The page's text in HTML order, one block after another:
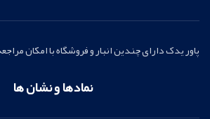
پاور یدک دارای چندین انبار و فروشگاه با امکان
نمادها و نشان ها